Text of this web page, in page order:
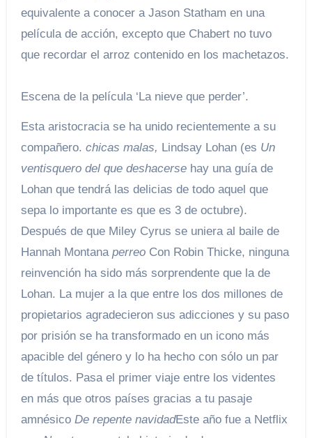
equivalente a conocer a Jason Statham en una
película de acción, excepto que Chabert no tuvo
que recordar el arroz contenido en los machetazos.
Escena de la película ‘La nieve que perder’.
Esta aristocracia se ha unido recientemente a su
compañero. chicas malas, Lindsay Lohan (es Un
ventisquero del que deshacersehay una guía de
Lohan que tendrá las delicias de todo aquel que
sepa lo importante es que es 3 de octubre).
Después de que Miley Cyrus se uniera al baile de
Hannah Montana perreoCon Robin Thicke, ninguna
reinvención ha sido más sorprendente que la de
Lohan. La mujer a la que entre los dos millones de
propietarios agradecieron sus adicciones y su paso
por prisión se ha transformado en un icono más
apacible del género y lo ha hecho con sólo un par
de títulos. Pasa el primer viaje entre los videntes
en más que otros países gracias a tu pasaje
amnésico De repente navidadEste año fue a Netflix